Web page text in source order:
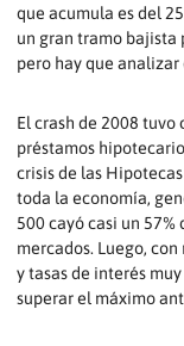
que acumula es del
un gran tramo bajista
pero hay que
El crash de 2008
préstamos
crisis de las
toda la economía,
500 cayó casi un
mercados. Luego,
y tasas de interés
superar el máximo